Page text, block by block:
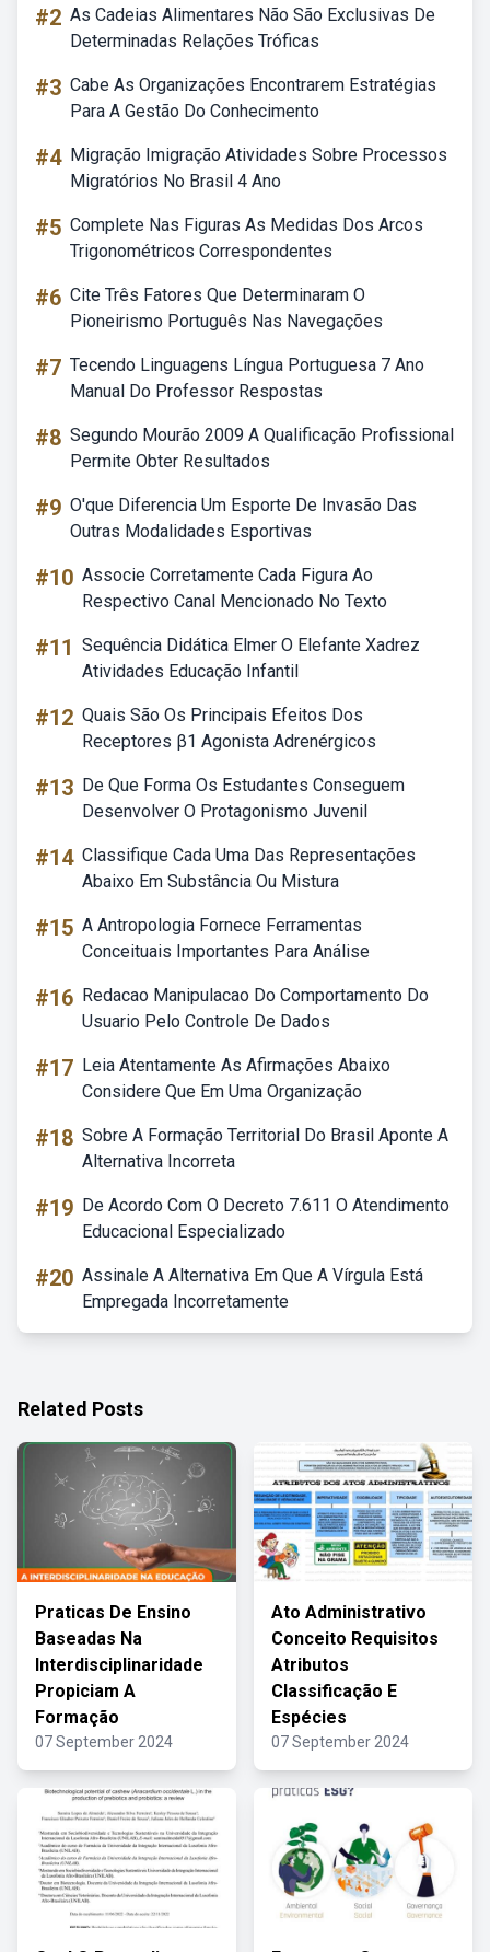
#2 As Cadeias Alimentares Não São Exclusivas De
Determinadas Relações Tróficas
#3 Cabe As Organizações Encontrarem Estratégias
Para A Gestão Do Conhecimento
#4 Migração Imigração Atividades Sobre Processos
Migratórios No Brasil 4 Ano
#5 Complete Nas Figuras As Medidas Dos Arcos
Trigonométricos Correspondentes
#6 Cite Três Fatores Que Determinaram O
Pioneirismo Português Nas Navegações
#7 Tecendo Linguagens Língua Portuguesa 7 Ano
Manual Do Professor Respostas
#8 Segundo Mourão 2009 A Qualificação Profissional
Permite Obter Resultados
#9 O'que Diferencia Um Esporte De Invasão Das
Outras Modalidades Esportivas
#10 Associe Corretamente Cada Figura Ao
Respectivo Canal Mencionado No Texto
#11 Sequência Didática Elmer O Elefante Xadrez
Atividades Educação Infantil
#12 Quais São Os Principais Efeitos Dos
Receptores β1 Agonista Adrenérgicos
#13 De Que Forma Os Estudantes Conseguem
Desenvolver O Protagonismo Juvenil
#14 Classifique Cada Uma Das Representações
Abaixo Em Substância Ou Mistura
#15 A Antropologia Fornece Ferramentas
Conceituais Importantes Para Análise
#16 Redacao Manipulacao Do Comportamento Do
Usuario Pelo Controle De Dados
#17 Leia Atentamente As Afirmações Abaixo
Considere Que Em Uma Organização
#18 Sobre A Formação Territorial Do Brasil Aponte A
Alternativa Incorreta
#19 De Acordo Com O Decreto 7.611 O Atendimento
Educacional Especializado
#20 Assinale A Alternativa Em Que A Vírgula Está
Empregada Incorretamente
Related Posts
Praticas De Ensino
Baseadas Na
Interdisciplinaridade
Propiciam A
Formação
07 September 2024
Ato Administrativo
Conceito Requisitos
Atributos
Classificação E
Espécies
07 September 2024